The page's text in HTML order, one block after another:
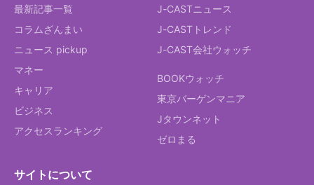
最新記事一覧
コラムざんまい
ニュース pickup
マネー
キャリア
ビジネス
アクセスランキング
J-CASTニュース
J-CASTトレンド
J-CAST会社ウォッチ
BOOKウォッチ
東京バーゲンマニア
Jタウンネット
ゼロまる
サイトについて